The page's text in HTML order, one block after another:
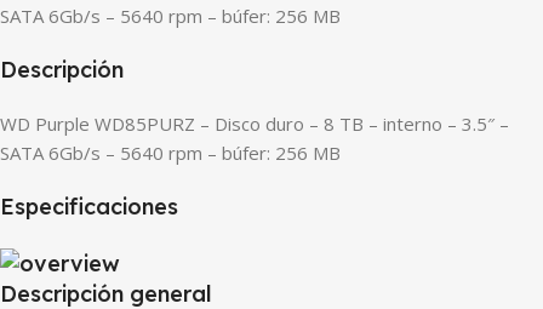
SATA 6Gb/s – 5640 rpm – búfer: 256 MB
Descripción
WD Purple WD85PURZ – Disco duro – 8 TB – interno – 3.5″ –
SATA 6Gb/s – 5640 rpm – búfer: 256 MB
Especificaciones
Descripción general